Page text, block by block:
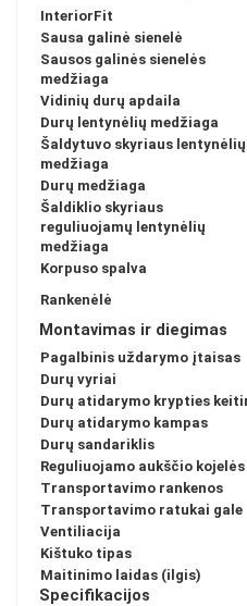
InteriorFit
Sausa galinė sienelė
Sausos galinės sienelės
medžiaga
Vidinių durų apdaila
Durų lentynėlių medžiaga
Šaldytuvo skyriaus lentynėlių
medžiaga
Durų medžiaga
Šaldiklio skyriaus
reguliuojamų lentynėlių
medžiaga
Korpuso spalva
Rankenėlė
Montavimas ir diegimas
Pagalbinis uždarymo įtaisas
Durų vyriai
Durų atidarymo krypties
Durų atidarymo kampas
Durų sandariklis
Reguliuojamo aukščio kojelės
Transportavimo rankenos
Transportavimo ratukai gale
Ventiliacija
Kištuko tipas
Maitinimo laidas (ilgis)
Specifikacijos